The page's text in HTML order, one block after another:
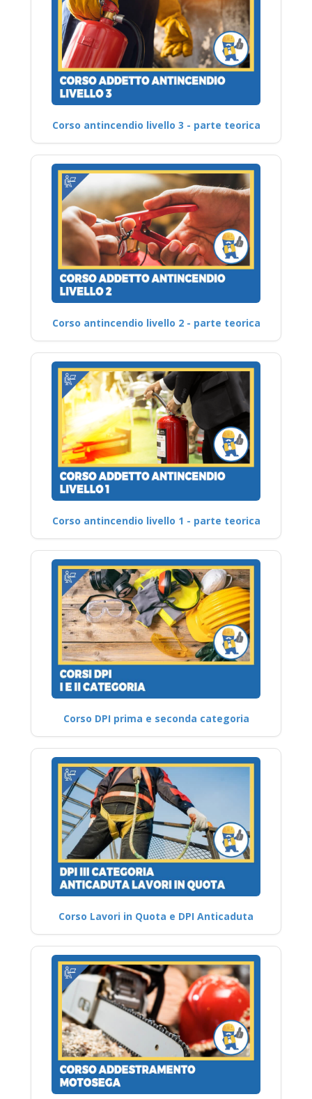
Corso antincendio livello 3 - parte teorica
Corso antincendio livello 2 - parte teorica
Corso antincendio livello 1 - parte teorica
Corso DPI prima e seconda categoria
Corso Lavori in Quota e DPI Anticaduta